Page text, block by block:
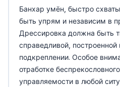
Банхар умён, быстро
быть упрям и независим в
Дрессировка должна быть
справедливой,
подкреплении. Особое
отработке
управляемости в любой